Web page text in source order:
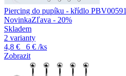
Piercing do pupíku - křídlo PBV00591
NovinkaZľava - 20%
Skladem
2 varianty
4,8 €
6 € /ks
Zobrazit